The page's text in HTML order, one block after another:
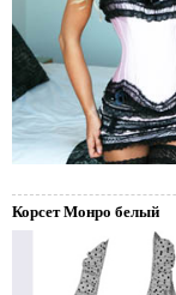
Корсет Монро белый